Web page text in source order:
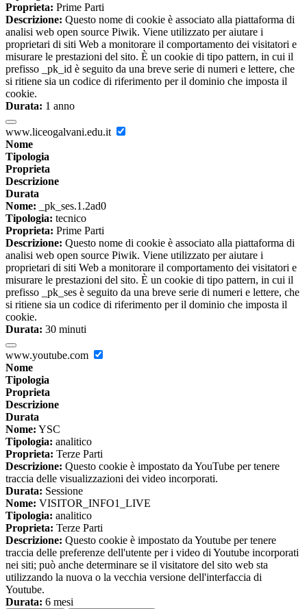
Proprieta: Prime Parti
Descrizione: Questo nome di cookie è associato alla piattaforma di
analisi web open source Piwik. Viene utilizzato per aiutare i
proprietari di siti Web a monitorare il comportamento dei visitatori e
misurare le prestazioni del sito. È un cookie di tipo pattern, in cui il
prefisso _pk_id è seguito da una breve serie di numeri e lettere, che
si ritiene sia un codice di riferimento per il dominio che imposta il
cookie.
Durata: 1 anno
www.liceogalvani.edu.it
Nome
Tipologia
Proprieta
Descrizione
Durata
Nome: _pk_ses.1.2ad0
Tipologia: tecnico
Proprieta: Prime Parti
Descrizione: Questo nome di cookie è associato alla piattaforma di
analisi web open source Piwik. Viene utilizzato per aiutare i
proprietari di siti Web a monitorare il comportamento dei visitatori e
misurare le prestazioni del sito. È un cookie di tipo pattern, in cui il
prefisso _pk_ses è seguito da una breve serie di numeri e lettere, che
si ritiene sia un codice di riferimento per il dominio che imposta il
cookie.
Durata: 30 minuti
www.youtube.com
Nome
Tipologia
Proprieta
Descrizione
Durata
Nome: YSC
Tipologia: analitico
Proprieta: Terze Parti
Descrizione: Questo cookie è impostato da YouTube per tenere
traccia delle visualizzazioni dei video incorporati.
Durata: Sessione
Nome: VISITOR_INFO1_LIVE
Tipologia: analitico
Proprieta: Terze Parti
Descrizione: Questo cookie è impostato da Youtube per tenere
traccia delle preferenze dell'utente per i video di Youtube incorporati
nei siti; può anche determinare se il visitatore del sito web sta
utilizzando la nuova o la vecchia versione dell'interfaccia di
Youtube.
Durata: 6 mesi